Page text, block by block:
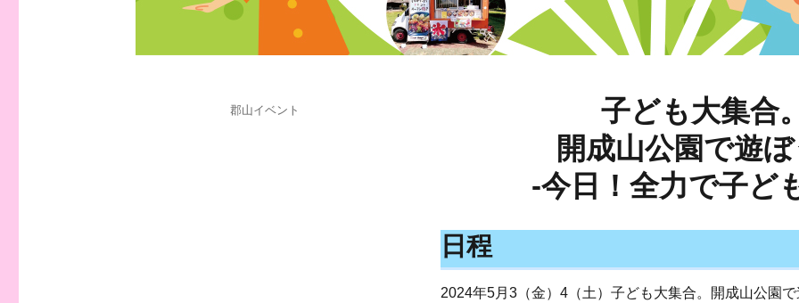
子ども大集合
開成山公園で遊
-今日！全力で子ど
日程
2024年5月3（金）4（土）子ども大集合。開成山公園
投
カ
郡山イベント